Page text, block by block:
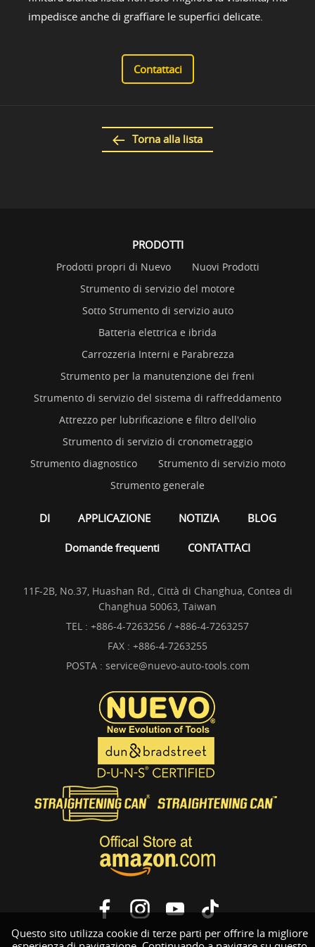
impedisce anche di graffiare le superfici delicate.
Contattaci
Torna alla lista
Questo sito utilizza cookie di terze parti per offrire la migliore
PRODOTTI
Prodotti propri di Nuevo
Nuovi Prodotti
Strumento di servizio del motore
Sotto Strumento di servizio auto
Batteria elettrica e ibrida
Carrozzeria Interni e Parabrezza
Strumento per la manutenzione dei freni
Strumento di servizio del sistema di raffreddamento
Attrezzo per lubrificazione e filtro dell'olio
Strumento di servizio di cronometraggio
Strumento diagnostico
Strumento di servizio moto
Strumento generale
DI APPLICAZIONE NOTIZIA BLOG
Domande frequenti CONTATTACI
11F-2B, No.37, Huashan Rd., Città di Changhua, Contea di
Changhua 50063, Taiwan
TEL : +886-4-7263256 / +886-4-7263257
FAX : +886-4-7263255
POSTA : service@nuevo-auto-tools.com